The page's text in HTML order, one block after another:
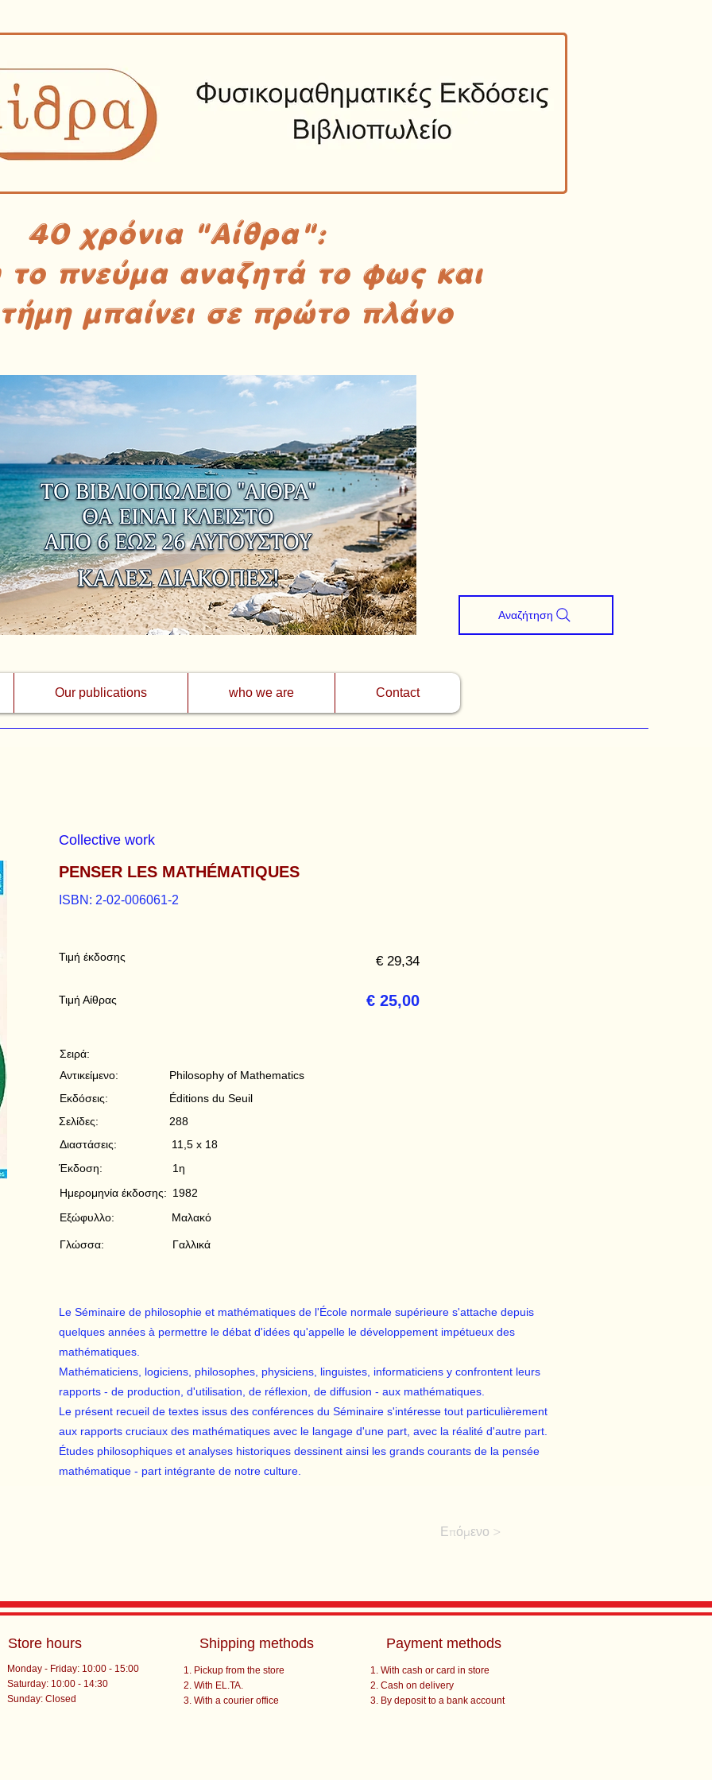
40 χρόνια "Αίθρα":
το πνεύμα αναζητά το φως και
μπαίνει σε πρώτο πλάνο
Our publications who we are Contact
Αναζήτηση
Collective work
PENSER LES MATHÉMATIQUES
ISBN: 2-02-006061-2
Τιμή έκδοσης
Τιμή Αίθρας
€ 29,34
€ 25,00
Philosophy of Mathematics
Éditions du Seuil
288
11,5 x 18
1η
1982
Μαλακό
Γαλλικά
Σειρά:
Αντικείμενο:
Εκδόσεις:
Σελίδες:
Διαστάσεις:
Έκδοση:
Ημερομηνία έκδοσης:
Εξώφυλλο:
Γλώσσα:
Le Séminaire de philosophie et mathématiques de l'École normale supérieure s'attache depuis
quelques années à permettre le débat d'idées qu'appelle le développement impétueux des
mathématiques.
Mathématiciens, logiciens, philosophes, physiciens, linguistes, informaticiens y confrontent leurs
rapports - de production, d'utilisation, de réflexion, de diffusion - aux mathématiques.
Le présent recueil de textes issus des conférences du Séminaire s'intéresse tout particulièrement
aux rapports cruciaux des mathématiques avec le langage d'une part, avec la réalité d'autre part.
Études philosophiques et analyses historiques dessinent ainsi les grands courants de la pensée
mathématique - part intégrante de notre culture.
Επόμενο >
Store hours
Monday - Friday: 10:00 - 15:00
Saturday: 10:00 - 14:30
​Sunday: Closed
Shipping methods
Pickup from the store
With EL.TA.
With a courier office
Payment methods
With cash or card in store
Cash on delivery
By deposit to a bank account